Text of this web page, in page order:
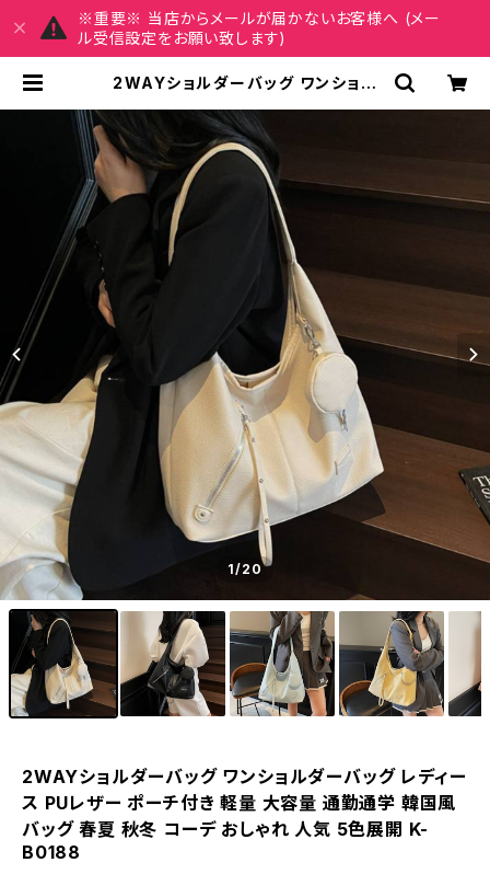
※重要※ 当店からメールが届かないお客様へ (メー
ル受信設定をお願い致します)
2WAYショルダーバッグ ワンショル
ーチ付き 軽量 大容量 通勤通学 韓国
風バッグ 春夏 秋冬 コーデ おしゃれ
人気 5色展開 K-B0188 | MY CHA
RM マイチャーム ワンピース スカー
ト レディースファッション 通販
1/20
2WAYショルダーバッグ ワンショルダーバッグ レディー
ス PUレザー ポーチ付き 軽量 大容量 通勤通学 韓国風
バッグ 春夏 秋冬 コーデ おしゃれ 人気 5色展開 K-
B0188